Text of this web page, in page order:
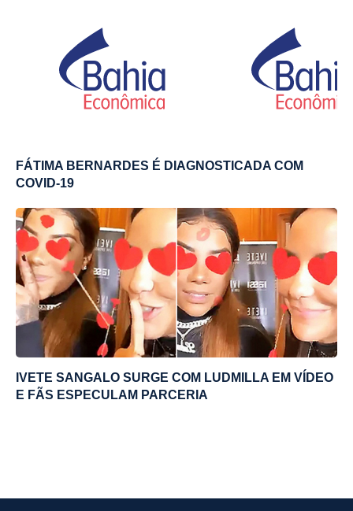
FÁTIMA BERNARDES É DIAGNOSTICADA COM
COVID-19
IVETE SANGALO SURGE COM LUDMILLA EM VÍDEO
E FÃS ESPECULAM PARCERIA